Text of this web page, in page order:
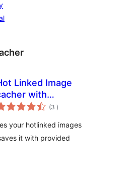
Linked Image
with
(3 aantal
beoordelingen
)
your hotlinked images
it with provided